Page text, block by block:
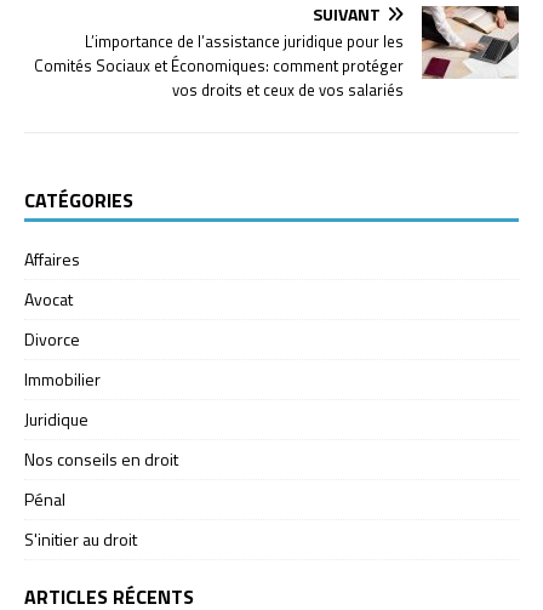
SUIVANT
L’importance de l’assistance juridique pour les
Comités Sociaux et Économiques: comment protéger
vos droits et ceux de vos salariés
CATÉGORIES
Affaires
Avocat
Divorce
Immobilier
Juridique
Nos conseils en droit
Pénal
S'initier au droit
ARTICLES RÉCENTS